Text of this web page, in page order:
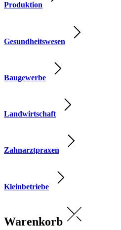
Produktion
Gesundheitswesen
Baugewerbe
Landwirtschaft
Zahnarztpraxen
Kleinbetriebe
Warenkorb